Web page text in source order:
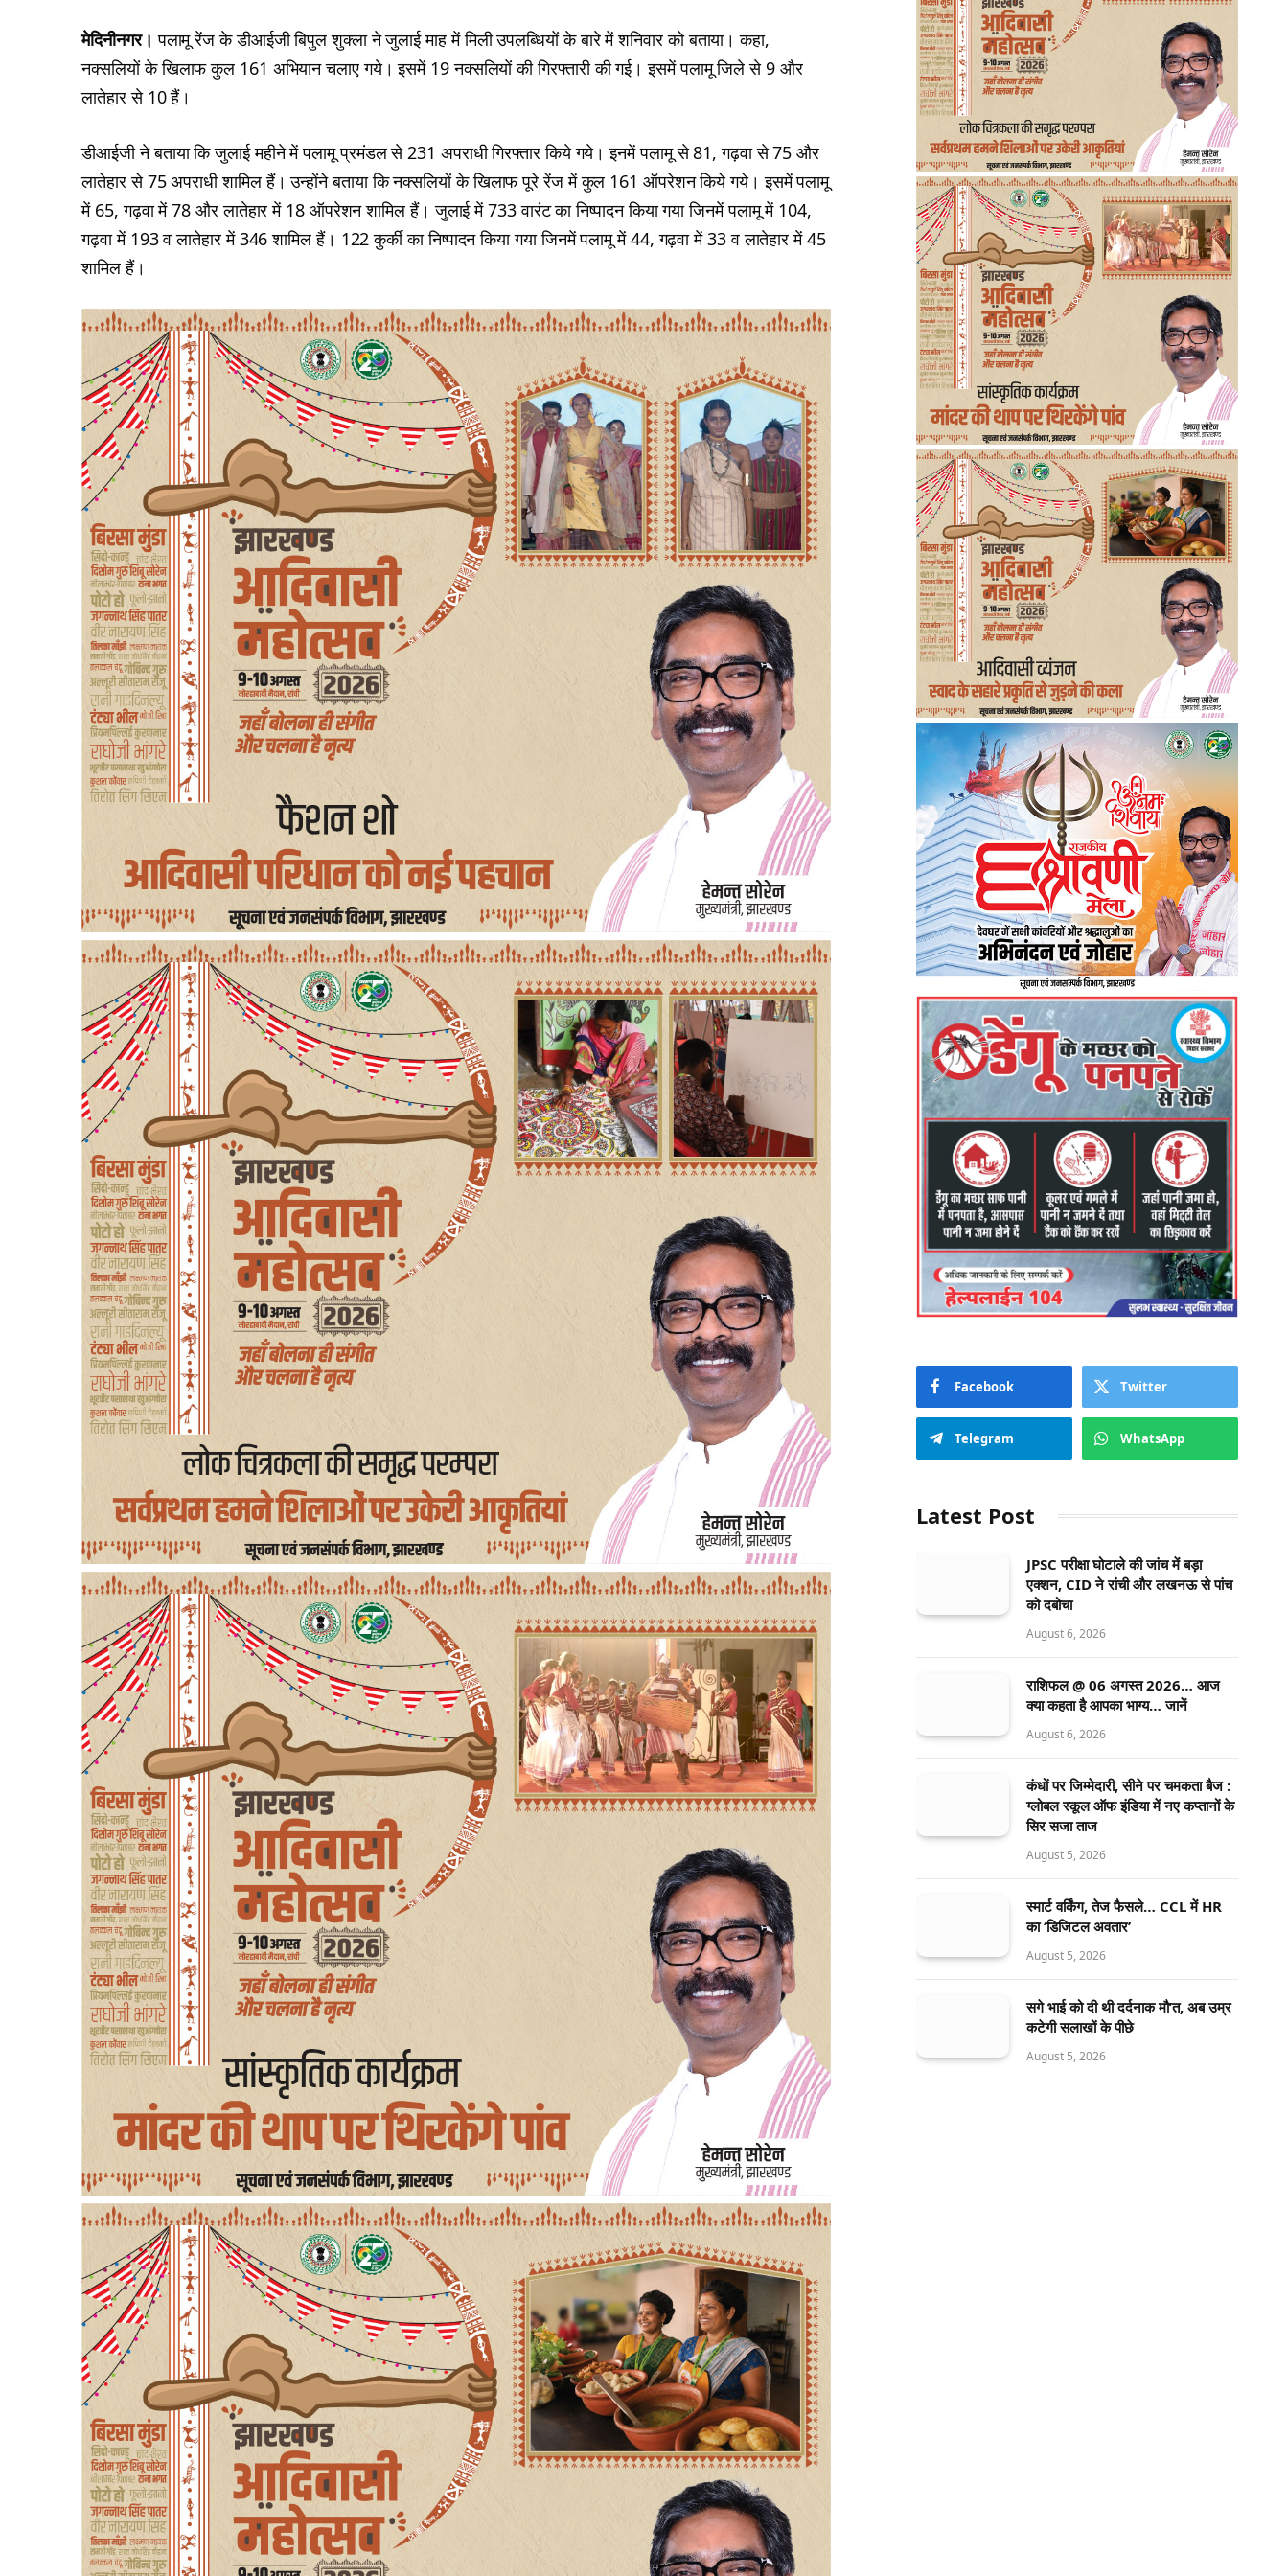
मेदिनीनगर। पलामू रेंज के डीआईजी बिपुल शुक्ला ने जुलाई माह में मिली उपलब्धियों के बारे में शनिवार को बताया। कहा,
नक्सलियों के खिलाफ कुल 161 अभियान चलाए गये। इसमें 19 नक्सलियों की गिरफ्तारी की गई। इसमें पलामू जिले से 9 और
लातेहार से 10 हैं।
डीआईजी ने बताया कि जुलाई महीने में पलामू प्रमंडल से 231 अपराधी गिरफ्तार किये गये। इनमें पलामू से 81, गढ़वा से 75 और
लातेहार से 75 अपराधी शामिल हैं। उन्होंने बताया कि नक्सलियों के खिलाफ पूरे रेंज में कुल 161 ऑपरेशन किये गये। इसमें पलामू
में 65, गढ़वा में 78 और लातेहार में 18 ऑपरेशन शामिल हैं। जुलाई में 733 वारंट का निष्पादन किया गया जिनमें पलामू में 104,
गढ़वा में 193 व लातेहार में 346 शामिल हैं। 122 कुर्की का निष्पादन किया गया जिनमें पलामू में 44, गढ़वा में 33 व लातेहार में 45
शामिल हैं।
Facebook Twitter
Telegram WhatsApp
Latest Post
JPSC परीक्षा घोटाले की जांच में बड़ा
एक्शन, CID ने रांची और लखनऊ से पांच
को दबोचा
August 6, 2026
राशिफल @ 06 अगस्त 2026… आज
क्या कहता है आपका भाग्य… जानें
August 6, 2026
कंधों पर जिम्मेदारी, सीने पर चमकता बैज :
ग्लोबल स्कूल ऑफ इंडिया में नए कप्तानों के
सिर सजा ताज
August 5, 2026
स्मार्ट वर्किंग, तेज फैसले… CCL में HR
का ‘डिजिटल अवतार’
August 5, 2026
सगे भाई को दी थी दर्दनाक मौ’त, अब उम्र
कटेगी सलाखों के पीछे
August 5, 2026